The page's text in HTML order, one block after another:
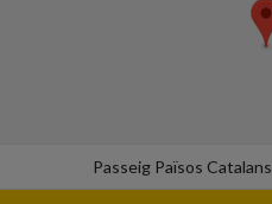
Passeig Països